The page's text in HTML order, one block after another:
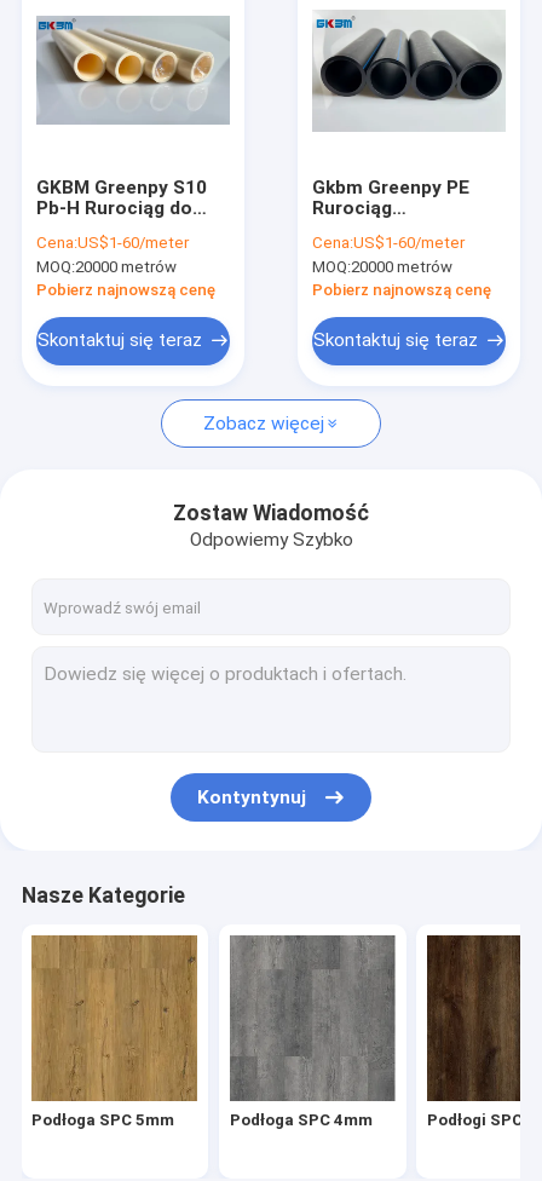
Produkty
Pokaz VR
Aktualności
Poprosić o wycenę
Podłoga SPC 4mm
Podłogi SPC
Sztywny rdzeń SPC
Marmurowe podłogi winylowe
Granitowe podłogi winylowe
Cementowe podłogi winylowe
Podłogi winylowe z kamiennym wzorem
GKBM Greenpy S10
Pb-H Rurociąg do
DN16 - DN32
Przeciwporosty
Cena:US$1-60/meter
MOQ:20000 metrów
Pobierz najnowszą cenę
Skontaktuj się teraz
Gkbm Greenpy PE
Rurociąg
DN630
Cena:US$1-60/meter
MOQ:20000 metrów
Pobierz najnowszą cenę
Skontaktuj się teraz
Zobacz więcej
Zostaw Wiadomość
Odpowiemy Szybko
Kontyntynuj
Nasze Kategorie
Podłoga SPC 5mm Podłoga SPC 4mm Podłogi SPC